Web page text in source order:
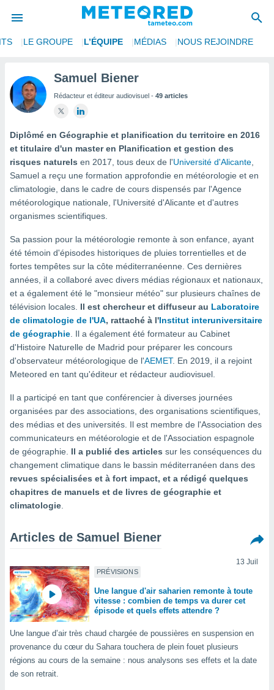
de
a
des
Vous
en
et
des
nous
de
à vous
des
de très
sur
et
»,
au
vous
de
qu'ils
ou
ACCEPTER
ET
CONTINUER
PARAMÈTRES
LE GROUPE L’ÉQUIPE MÉDIAS NOUS REJOINDRE
Samuel Biener
Rédacteur et éditeur audiovisuel - 49 articles
Diplômé en Géographie et planification du territoire en 2016
et titulaire d'un master en Planification et gestion des
risques naturels en 2017, tous deux de l'Université d'Alicante,
Samuel a reçu une formation approfondie en météorologie et en
climatologie, dans le cadre de cours dispensés par l'Agence
météorologique nationale, l'Université d'Alicante et d'autres
organismes scientifiques.
Sa passion pour la météorologie remonte à son enfance, ayant
été témoin d'épisodes historiques de pluies torrentielles et de
fortes tempêtes sur la côte méditerranéenne. Ces dernières
années, il a collaboré avec divers médias régionaux et nationaux,
et a également été le "monsieur météo" sur plusieurs chaînes de
télévision locales. Il est chercheur et diffuseur au Laboratoire
de climatologie de l'UA, rattaché à l'Institut interuniversitaire
de géographie. Il a également été formateur au Cabinet
d'Histoire Naturelle de Madrid pour préparer les concours
d'observateur météorologique de l'AEMET. En 2019, il a rejoint
Meteored en tant qu'éditeur et rédacteur audiovisuel.
Il a participé en tant que conférencier à diverses journées
organisées par des associations, des organisations scientifiques,
des médias et des universités. Il est membre de l'Association des
communicateurs en météorologie et de l'Association espagnole
de géographie. Il a publié des articles sur les conséquences du
changement climatique dans le bassin méditerranéen dans des
revues spécialisées et à fort impact, et a rédigé quelques
chapitres de manuels et de livres de géographie et
climatologie.
Articles de Samuel Biener
PRÉVISIONS
13 Juil
Une langue d'air saharien remonte à toute
vitesse : combien de temps va durer cet
épisode et quels effets attendre ?
Une langue d’air très chaud chargée de poussières en suspension en
provenance du cœur du Sahara touchera de plein fouet plusieurs
régions au cours de la semaine : nous analysons ses effets et la date
de son retrait.